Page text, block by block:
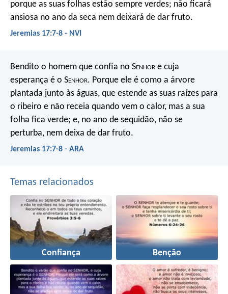
porque as suas folhas estão sempre verdes; não ficará
ansiosa no ano da seca nem deixará de dar fruto.
Jeremias 17:7-8 - NVI
Bendito o homem que confia no Senhor e cuja
esperança é o Senhor. Porque ele é como a árvore
plantada junto às águas, que estende as suas raízes para
o ribeiro e não receia quando vem o calor, mas a sua
folha fica verde; e, no ano de sequidão, não se
perturba, nem deixa de dar fruto.
Jeremias 17:7-8 - ARA
Temas relacionados
Confiança Benção